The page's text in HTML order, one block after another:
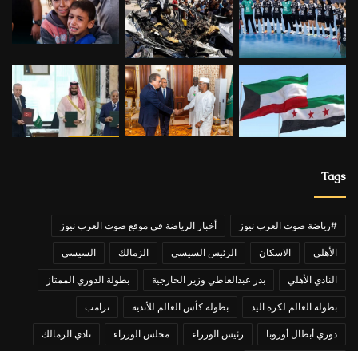
Tags
#رياضة صوت العرب نيوز أخبار الرياضة في موقع صوت العرب نيوز
الأهلي الاسكان الرئيس السيسي الزمالك السيسي
النادي الأهلي بدر عبدالعاطي وزير الخارجية بطولة الدوري الممتاز
بطولة العالم لكرة اليد بطولة كأس العالم للأندية ترامب
دوري أبطال أوروبا رئيس الوزراء مجلس الوزراء نادي الزمالك